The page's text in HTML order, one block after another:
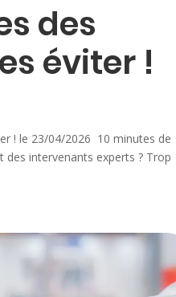
des
éviter !
! le 23/04/2026 10 minutes de
intervenants experts ? Trop